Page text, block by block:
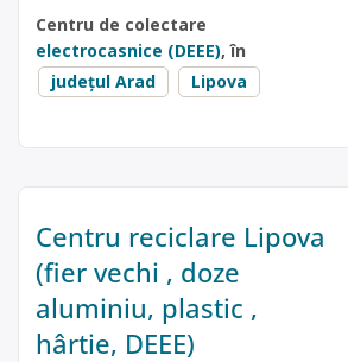
Centru de colectare
electrocasnice (DEEE), în
județul Arad
Lipova
Centru reciclare Lipova
(fier vechi , doze
aluminiu, plastic ,
hârtie, DEEE)